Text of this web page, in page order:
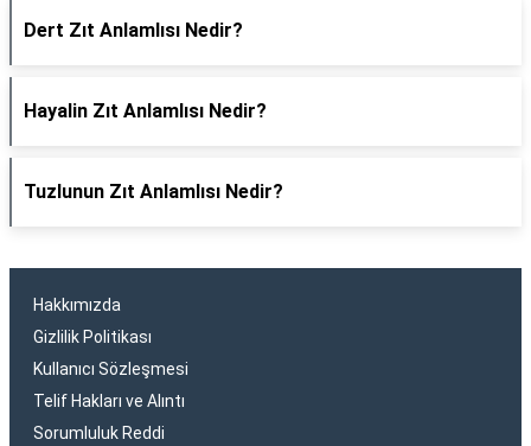
Dert Zıt Anlamlısı Nedir?
Hayalin Zıt Anlamlısı Nedir?
Tuzlunun Zıt Anlamlısı Nedir?
Hakkımızda
Gizlilik Politikası
Kullanıcı Sözleşmesi
Telif Hakları ve Alıntı
Sorumluluk Reddi